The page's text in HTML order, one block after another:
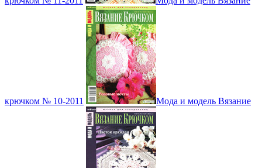
крючком № 10-2011 Мода и модель Вязание